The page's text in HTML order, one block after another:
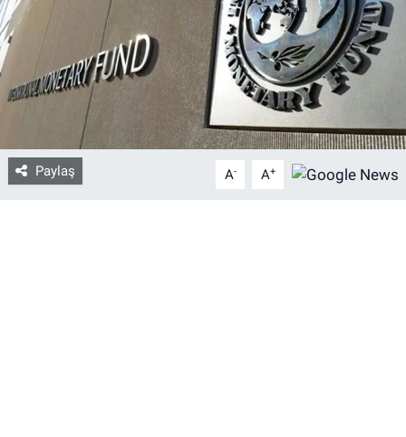
Paylaş A- A+
Gözden Kaçmasın
İletişim (Künye)